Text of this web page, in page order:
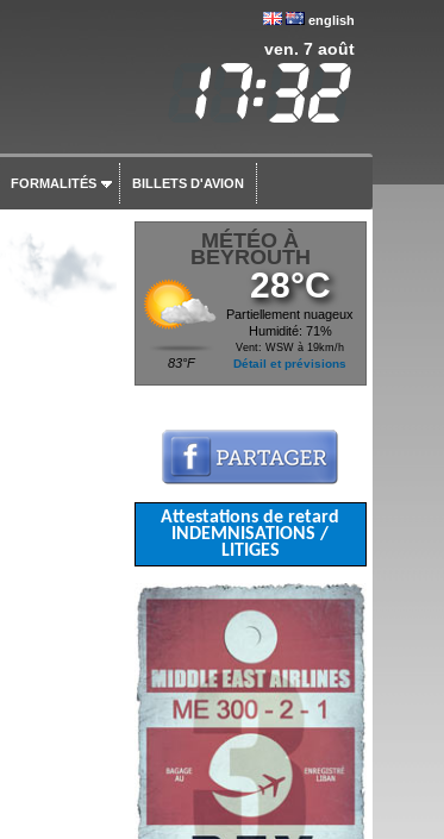
english
ven. 7 août
FORMALITÉS BILLETS D'AVION
MÉTÉO À
BEYROUTH
83°F
28°C
Partiellement nuageux
Humidité: 71%
Vent: WSW à 19km/h
Détail et prévisions
Attestations de retard
INDEMNISATIONS /
LITIGES